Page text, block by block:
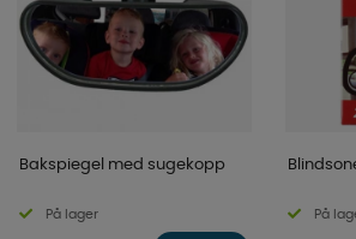
Bakspiegel med sugekopp
På lager På